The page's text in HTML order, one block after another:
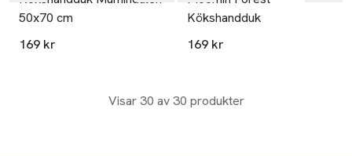
50x70 cm
169 kr
Kökshandduk
169 kr
Visar 30 av 30 produkter